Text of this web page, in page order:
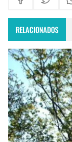
RELACIONADOS